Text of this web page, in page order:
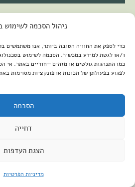
ניהול הסכמה לשימוש
כדי לספק את החוויה הטובה ביותר, אנו משתמשים
ו/או לגשת למידע במכשיר. הסכמה לשימוש
כמו התנהגות גולשים או מזהים ייחודיים באתר. אי
לפגוע בפעולתן של תכונות או פונקציות מסוימות
הסכמה
דחייה
הצגת העדפות
מדיניות הפרטיות
2026 © כל הזכויות שמורות למיכל שמיר
הצהרת נגישות